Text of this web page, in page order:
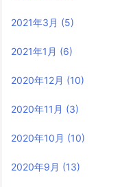
2021年3月 (5)
2021年1月 (6)
2020年12月 (10)
2020年11月 (3)
2020年10月 (10)
2020年9月 (13)